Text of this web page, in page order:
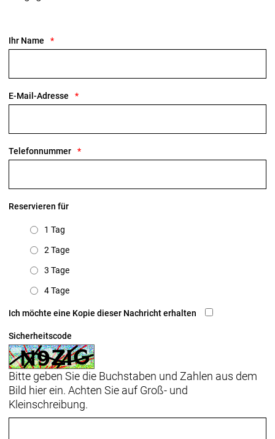
Ihr Name
E-Mail-Adresse
Telefonnummer
Reservieren für
1 Tag
2 Tage
3 Tage
4 Tage
Ich möchte eine Kopie dieser Nachricht erhalten
Sicherheitscode
Bitte geben Sie die Buchstaben und Zahlen aus dem
Bild hier ein. Achten Sie auf Groß- und
Kleinschreibung.